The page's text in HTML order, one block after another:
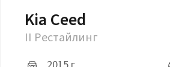
Kia Ceed
II Рестайлинг